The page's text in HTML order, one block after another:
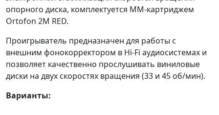
опорного диска, комплектуется ММ-картриджем
Ortofon 2M RED.
Проигрыватель предназначен для работы с
внешним фонокорректором в Hi-Fi аудиосистемах и
позволяет качественно прослушивать виниловые
диски на двух скоростях вращения (33 и 45 об/мин).
Варианты: